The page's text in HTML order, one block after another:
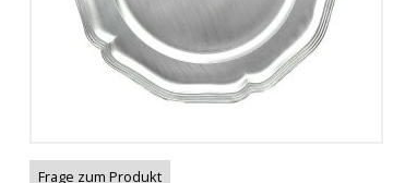
Frage zum Produkt